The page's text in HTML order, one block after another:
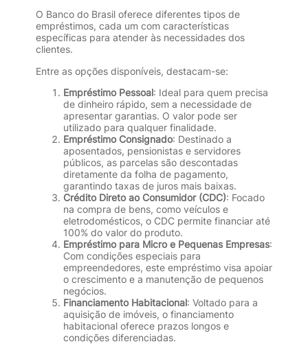
O Banco do Brasil oferece diferentes tipos de
empréstimos, cada um com características
específicas para atender às necessidades dos
clientes.
Entre as opções disponíveis, destacam-se:
Empréstimo Pessoal: Ideal para quem precisa
de dinheiro rápido, sem a necessidade de
apresentar garantias. O valor pode ser
utilizado para qualquer finalidade.
Empréstimo Consignado: Destinado a
aposentados, pensionistas e servidores
públicos, as parcelas são descontadas
diretamente da folha de pagamento,
garantindo taxas de juros mais baixas.
Crédito Direto ao Consumidor (CDC): Focado
na compra de bens, como veículos e
eletrodomésticos, o CDC permite financiar até
100% do valor do produto.
Empréstimo para Micro e Pequenas Empresas:
Com condições especiais para
empreendedores, este empréstimo visa apoiar
o crescimento e a manutenção de pequenos
negócios.
Financiamento Habitacional: Voltado para a
aquisição de imóveis, o financiamento
habitacional oferece prazos longos e
condições diferenciadas.